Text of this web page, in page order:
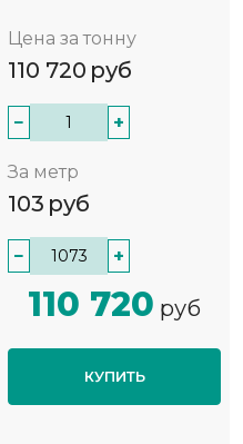
Цена за тонну
110 720 руб
− +
За метр
103 руб
− +
110 720 руб
КУПИТЬ